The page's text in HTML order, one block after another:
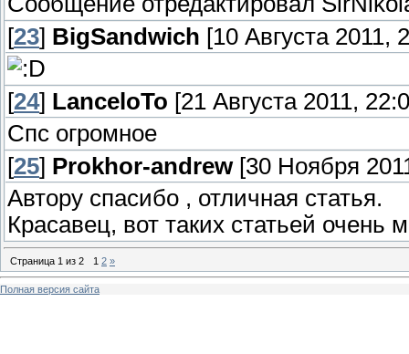
[23] BigSandwich [10 Августа 2011,
[24] LanceloTo [21 Августа 2011,
Спс огромное
[25] Prokhor-andrew[30 Ноября
Автору спасибо , отличная статья.
Красавец, вот таких статьей очень
Страница 1 из 2 1 2 »
Полная версия сайта